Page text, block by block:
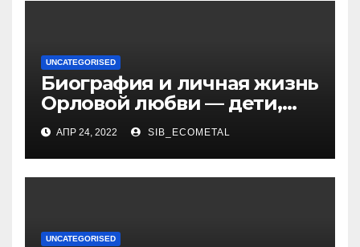
UNCATEGORISED
Биография и личная жизнь
Орловой любви — дети,
достижения, семейные
радости
АПР 24, 2022 SIB_ECOMETAL
UNCATEGORISED